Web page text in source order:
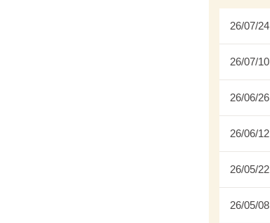
26/07/24
26/07/10
26/06/26
26/06/12
26/05/22
26/05/08